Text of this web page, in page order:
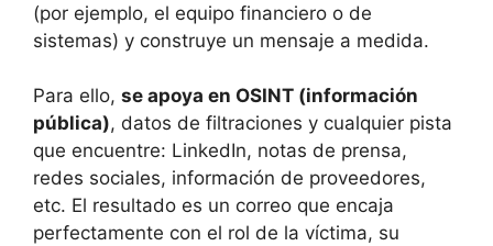
(por ejemplo, el equipo financiero o de
sistemas) y construye un mensaje a medida.
Para ello, se apoya en OSINT (información
pública), datos de filtraciones y cualquier pista
que encuentre: LinkedIn, notas de prensa,
redes sociales, información de proveedores,
etc. El resultado es un correo que encaja
perfectamente con el rol de la víctima, su